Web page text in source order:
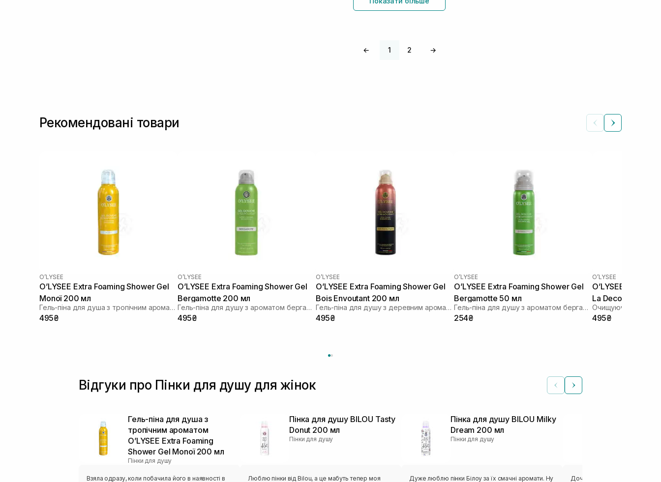
← 1 2 →
Рекомендовані товари
O’LYSEE
O’LYSEE Extra Foaming Shower Gel
Monoї 200 мл
Гель-піна для душа з тропічним ароматом
495₴
O’LYSEE
O’LYSEE Extra Foaming Shower Gel
Bergamotte 200 мл
Гель-піна для душу з ароматом бергамоту
495₴
O’LYSEE
O’LYSEE Extra Foaming Shower Gel
Bois Envoutant 200 мл
Гель-піна для душу з деревним ароматом
495₴
O’LYSEE
O’LYSEE Extra Foaming Shower Gel
Bergamotte 50 мл
Гель-піна для душу з ароматом бергамоту
254₴
O’LYSEE
O’LYSEE Extra
La Decouverte
Очищуюча гель-
495₴
Відгуки про Пінки для душу для жінок
Гель-піна для душа з
тропічним ароматом
O’LYSEE Extra Foaming
Shower Gel Monoї 200 мл
Пінки для душу
Взяла одразу, коли побачила його в наявності в
Пінка для душу BILOU Tasty
Donut 200 мл
Пінки для душу
Люблю пінки від Bilou, а це мабуть тепер моя
Пінка для душу BILOU Milky
Dream 200 мл
Пінки для душу
Дуже люблю пінки Білоу за їх смачні аромати. Ну
Дочка має, напевно, всі